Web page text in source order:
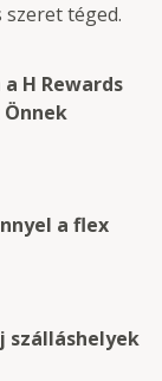
szeret téged.
H Rewards
a flex
szálláshelyek